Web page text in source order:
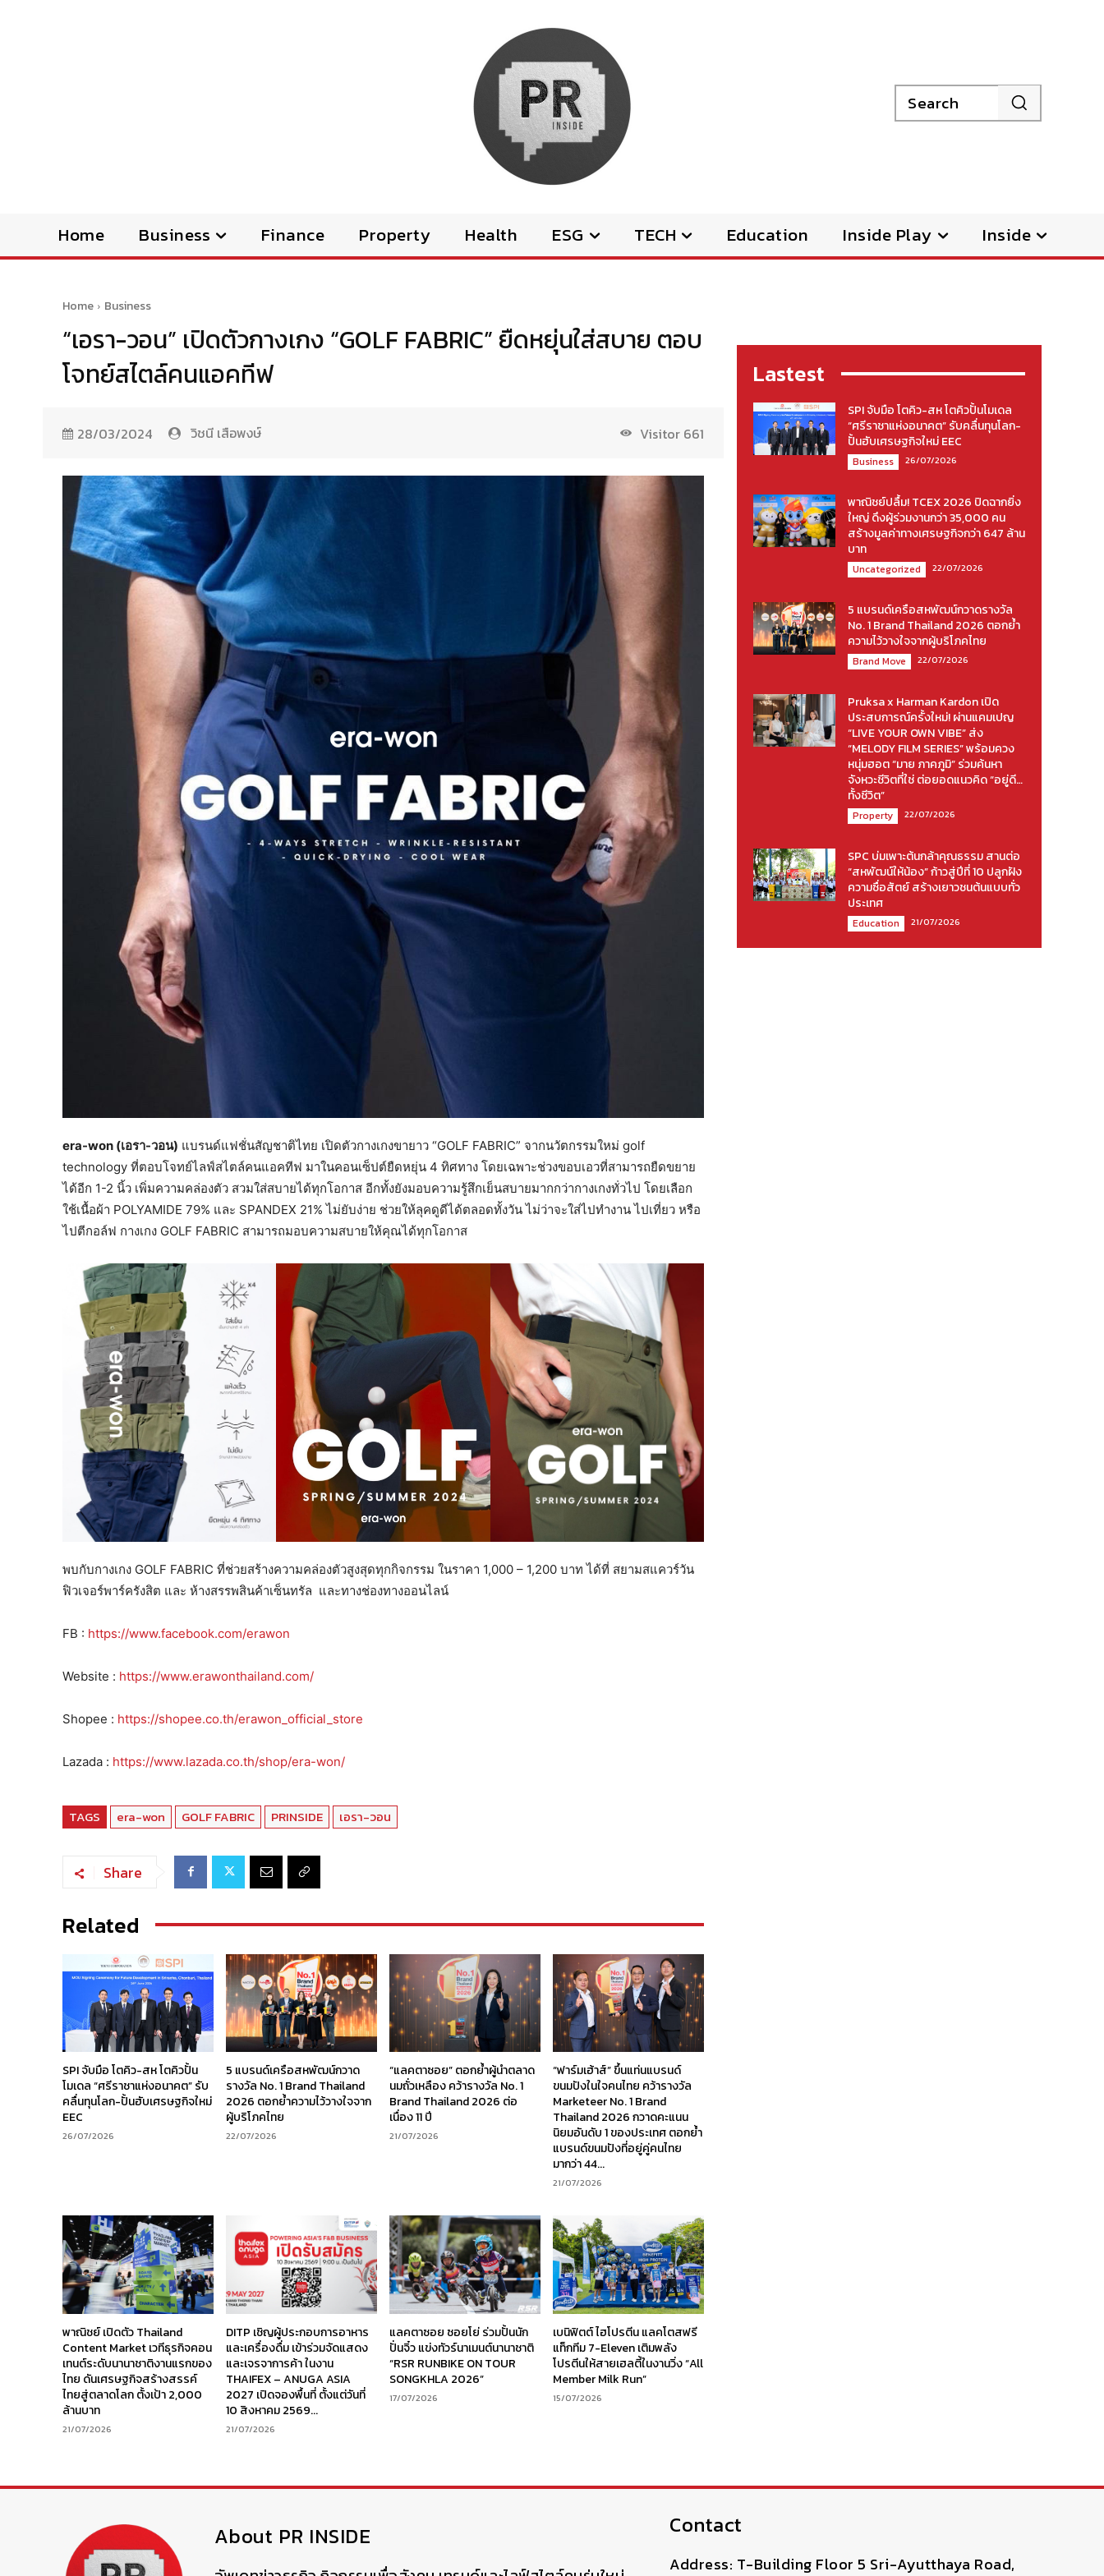
Search
Home Business Finance Property Health ESG TECH Education Inside Play Inside
Home Business
“เอรา-วอน” เปิดตัวกางเกง “GOLF FABRIC” ยืดหยุ่นใส่สบาย ตอบ
โจทย์สไตล์คนแอคทีฟ
28/03/2024 วิชนี เสือพงษ์ Visitor 661
era-won (เอรา-วอน) แบรนด์แฟชั่นสัญชาติไทย เปิดตัวกางเกงขายาว “GOLF FABRIC” จากนวัตกรรมใหม่ golf
technology ที่ตอบโจทย์ไลฟ์สไตล์คนแอคทีฟ มาในคอนเซ็ปต์ยืดหยุ่น 4 ทิศทาง โดยเฉพาะช่วงขอบเอวที่สามารถยืดขยาย
ได้อีก 1-2 นิ้ว เพิ่มความคล่องตัว สวมใส่สบายได้ทุกโอกาส อีกทั้งยังมอบความรู้สึกเย็นสบายมากกว่ากางเกงทั่วไป โดยเลือก
ใช้เนื้อผ้า POLYAMIDE 79% และ SPANDEX 21% ไม่ยับง่าย ช่วยให้ลุคดูดีได้ตลอดทั้งวัน ไม่ว่าจะใส่ไปทำงาน ไปเที่ยว หรือ
ไปตีกอล์ฟ กางเกง GOLF FABRIC สามารถมอบความสบายให้คุณได้ทุกโอกาส
พบกับกางเกง GOLF FABRIC ที่ช่วยสร้างความคล่องตัวสูงสุดทุกกิจกรรม ในราคา 1,000 – 1,200 บาท ได้ที่ สยามสแควร์วัน
ฟิวเจอร์พาร์ครังสิต และ ห้างสรรพสินค้าเซ็นทรัล และทางช่องทางออนไลน์
FB : https://www.facebook.com/erawon
Website : https://www.erawonthailand.com/
Shopee : https://shopee.co.th/erawon_official_store
Lazada : https://www.lazada.co.th/shop/era-won/
TAGS era-won GOLF FABRIC PRINSIDE เอรา-วอน
Share
Related
SPI จับมือ โตคิว-สห โตคิวปั้น
โมเดล “ศรีราชาแห่งอนาคต” รับ
คลื่นทุนโลก-ปั้นฮับเศรษฐกิจใหม่
EEC
26/07/2026
5 แบรนด์เครือสหพัฒน์กวาด
รางวัล No. 1 Brand Thailand
2026 ตอกย้ำความไว้วางใจจาก
ผู้บริโภคไทย
22/07/2026
“แลคตาซอย” ตอกย้ำผู้นำตลาด
นมถั่วเหลือง คว้ารางวัล No. 1
Brand Thailand 2026 ต่อ
เนื่อง 11 ปี
21/07/2026
“ฟาร์มเฮ้าส์” ขึ้นแท่นแบรนด์
ขนมปังในใจคนไทย คว้ารางวัล
Marketeer No. 1 Brand
Thailand 2026 กวาดคะแนน
นิยมอันดับ 1 ของประเทศ ตอกย้ำ
แบรนด์ขนมปังที่อยู่คู่คนไทย
มากว่า 44...
21/07/2026
พาณิชย์ เปิดตัว Thailand
Content Market เวทีธุรกิจคอน
เทนต์ระดับนานาชาติงานแรกของ
ไทย ดันเศรษฐกิจสร้างสรรค์
ไทยสู่ตลาดโลก ตั้งเป้า 2,000
ล้านบาท
21/07/2026
DITP เชิญผู้ประกอบการอาหาร
และเครื่องดื่ม เข้าร่วมจัดแสดง
และเจรจาการค้า ในงาน
THAIFEX – ANUGA ASIA
2027 เปิดจองพื้นที่ ตั้งแต่วันที่
10 สิงหาคม 2569...
21/07/2026
แลคตาซอย ซอยโย่ ร่วมปั้นนัก
ปั่นจิ๋ว แข่งทัวร์นาเมนต์นานาชาติ
“RSR RUNBIKE ON TOUR
SONGKHLA 2026”
17/07/2026
เบนิฟิตต์ ไฮโปรตีน แลคโตสฟรี
แท็กทีม 7-Eleven เติมพลัง
โปรตีนให้สายเฮลตี้ในงานวิ่ง “All
Member Milk Run”
15/07/2026
Lastest
SPI จับมือ โตคิว-สห โตคิวปั้นโมเดล
“ศรีราชาแห่งอนาคต” รับคลื่นทุนโลก-
ปั้นฮับเศรษฐกิจใหม่ EEC
Business 26/07/2026
พาณิชย์ปลื้ม! TCEX 2026 ปิดฉากยิ่ง
ใหญ่ ดึงผู้ร่วมงานกว่า 35,000 คน
สร้างมูลค่าทางเศรษฐกิจกว่า 647 ล้าน
บาท
Uncategorized 22/07/2026
5 แบรนด์เครือสหพัฒน์กวาดรางวัล
No. 1 Brand Thailand 2026 ตอกย้ำ
ความไว้วางใจจากผู้บริโภคไทย
Brand Move 22/07/2026
Pruksa x Harman Kardon เปิด
ประสบการณ์ครั้งใหม่! ผ่านแคมเปญ
“LIVE YOUR OWN VIBE” ส่ง
“MELODY FILM SERIES” พร้อมควง
หนุ่มฮอต “มาย ภาคภูมิ” ร่วมค้นหา
จังหวะชีวิตที่ใช่ ต่อยอดแนวคิด “อยู่ดี…
ทั้งชีวิต”
Property 22/07/2026
SPC บ่มเพาะต้นกล้าคุณธรรม สานต่อ
“สหพัฒน์ให้น้อง” ก้าวสู่ปีที่ 10 ปลูกฝัง
ความซื่อสัตย์ สร้างเยาวชนต้นแบบทั่ว
ประเทศ
Education 21/07/2026
About PR INSIDE Contact
Address: T-Building Floor 5 Sri-Ayutthaya Road,